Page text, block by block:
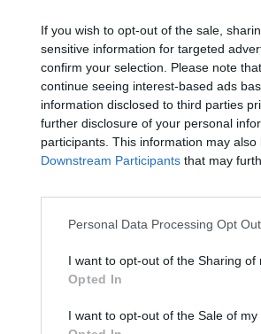
If you wish to opt-out of the sale,
sensitive information for targeted
confirm your selection. Please note
continue seeing interest-based ads
information disclosed to third parties
further disclosure of your personal
participants. This information may
Downstream Participants that may
Personal Data Processing Opt
I want to opt-out of the Sharing of
Opted In
I want to opt-out of the Sale of